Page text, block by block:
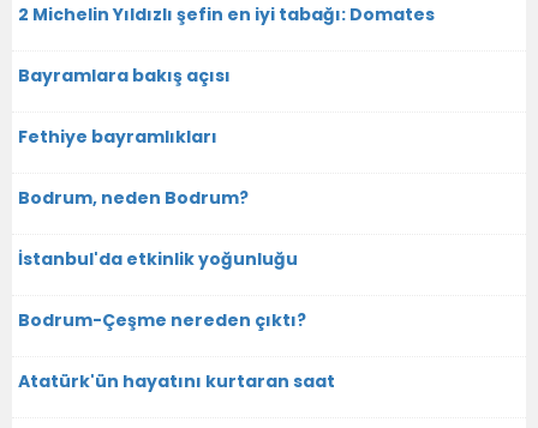
2 Michelin Yıldızlı şefin en iyi tabağı: Domates
Bayramlara bakış açısı
Fethiye bayramlıkları
Bodrum, neden Bodrum?
İstanbul'da etkinlik yoğunluğu
Bodrum-Çeşme nereden çıktı?
Atatürk'ün hayatını kurtaran saat